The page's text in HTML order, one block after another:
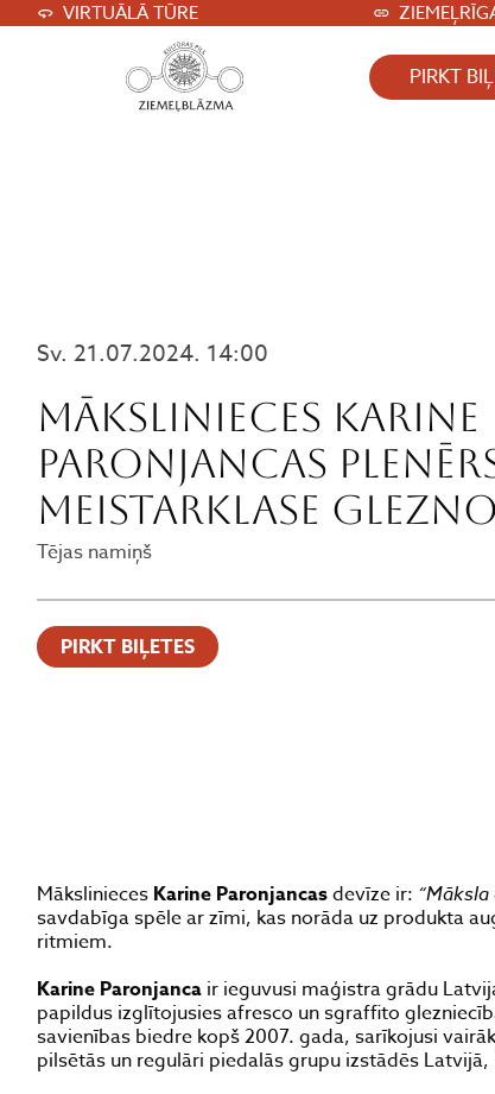
VIRTUĀLĀ TŪRE
PIRKT
Sv. 21.07.2024. 14:00
Mākslinieces Karine
Paronjancas
meistarklase
Tējas namiņš
PIRKT BIĻETES
Mākslinieces Karine Paronjancasdevīze ir: “Māksla
savdabīga spēle ar zīmi, kas norāda uz produkta
ritmiem.
Karine Paronjancair ieguvusi maģistra grādu
papildus izglītojusies afresco un sgraffito
savienības biedre kopš 2007. gada, sarīkojusi
pilsētās un regulāri piedalās grupu izstādēs